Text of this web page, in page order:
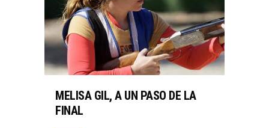
MELISA GIL, A UN PASO DE LA
FINAL